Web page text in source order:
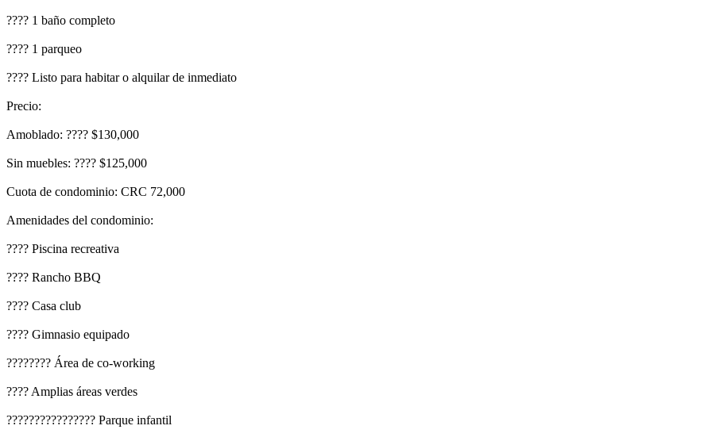
???? 1 baño completo
???? 1 parqueo
???? Listo para habitar o alquilar de inmediato
Precio:
Amoblado: ???? $130,000
Sin muebles: ???? $125,000
Cuota de condominio: CRC 72,000
Amenidades del condominio:
???? Piscina recreativa
???? Rancho BBQ
???? Casa club
???? Gimnasio equipado
????‍???? Área de co-working
???? Amplias áreas verdes
????‍????‍????‍???? Parque infantil